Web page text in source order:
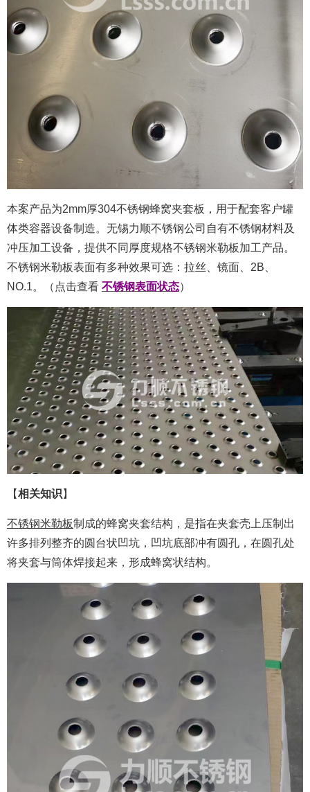
本案产品为2mm厚304不锈钢蜂窝夹套板，用于配套客户罐
体类容器设备制造。无锡力顺不锈钢公司自有不锈钢材料及
冲压加工设备，提供不同厚度规格不锈钢米勒板加工产品。
不锈钢米勒板表面有多种效果可选：拉丝、镜面、2B、
NO.1。（点击查看 不锈钢表面状态）
【相关知识 】
不锈钢米勒板制成的蜂窝夹套结构，是指在夹套壳上压制出
许多排列整齐的圆台状凹坑，凹坑底部冲有圆孔，在圆孔处
将夹套与筒体焊接起来，形成蜂窝状结构。